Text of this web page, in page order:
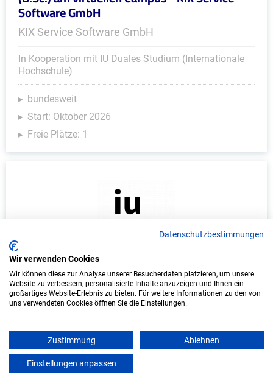
Software GmbH
KIX Service Software GmbH
In Kooperation mit IU Duales Studium (Internationale
Hochschule)
bundesweit
Start: Oktober 2026
Freie Plätze: 1
Duales Studium Informatik (B.Sc.) am
virtuellen Campus - Vereinigte
Hagelversicherung VVaG
In Kooperation mit IU Duales Studium (Internationale
Hochschule)
Datenschutzbestimmungen
Wir verwenden Cookies
Wir können diese zur Analyse unserer Besucherdaten platzieren, um unsere
Website zu verbessern, personalisierte Inhalte anzuzeigen und Ihnen ein
großartiges Website-Erlebnis zu bieten. Für weitere Informationen zu den von
uns verwendeten Cookies öffnen Sie die Einstellungen.
Zustimmung Ablehnen
Einstellungen anpassen